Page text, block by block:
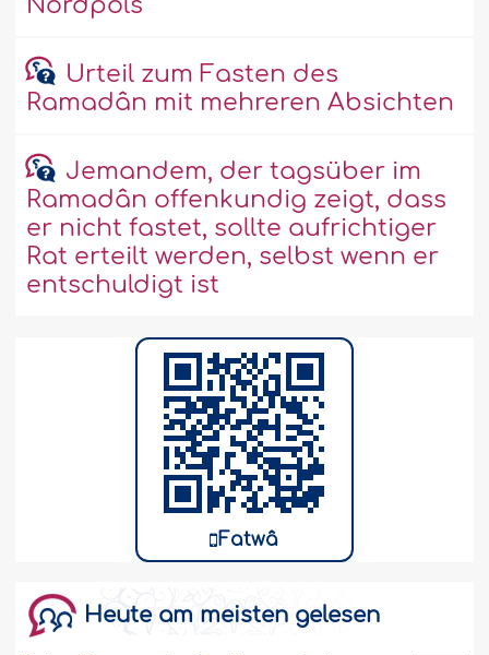
Nordpols
Urteil zum Fasten des
Ramadân mit mehreren Absichten
Jemandem, der tagsüber im
Ramadân offenkundig zeigt, dass
er nicht fastet, sollte aufrichtiger
Rat erteilt werden, selbst wenn er
entschuldigt ist
Fatwâ
Heute am meisten gelesen